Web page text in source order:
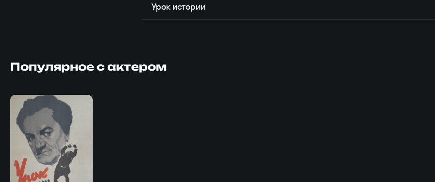
Урок истории
Популярное с актером